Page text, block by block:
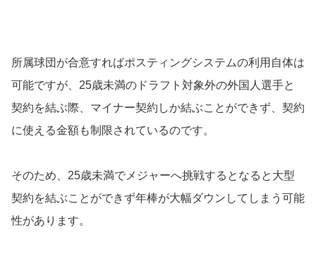
所属球団が合意すればポスティングシステムの利用自体は
可能ですが、25歳未満のドラフト対象外の外国人選手と
契約を結ぶ際、マイナー契約しか結ぶことができず、契約
に使える金額も制限されているのです。
そのため、25歳未満でメジャーへ挑戦するとなると大型
契約を結ぶことができず年棒が大幅ダウンしてしまう可能
性があります。